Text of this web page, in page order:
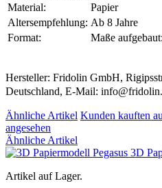
Material:
Papier
Altersempfehlung: Ab 8 Jahre
Format:
Maße
Hersteller: Fridolin GmbH,
Deutschland, E-Mail:
Ähnliche Artikel Kunden kauften
angesehen
Ähnliche Artikel
3D
Artikel auf Lager.